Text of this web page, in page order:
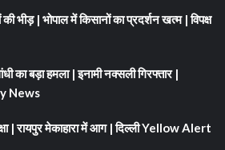
भीड़ | भोपाल में किसानों का प्रदर्शन खत्म | विपक्ष
का बड़ा हमला | इनामी नक्सली गिरफ्तार |
News
| रायपुर मेकाहारा में आग | दिल्ली Yellow Alert